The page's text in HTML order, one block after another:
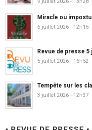
9 juillet 2026 - 13h28
Miracle ou
6 juillet 2026 - 12h15
Revue de presse 5
5 juillet 2026 - 16h52
Tempête sur les
3 juillet 2026 - 12h37